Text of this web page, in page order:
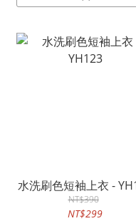
水洗刷色短袖上衣 -
NT$390
NT$299